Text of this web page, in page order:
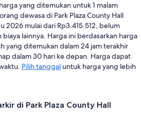
yang ditemukan untuk 1 malam
dewasa di Park Plaza County Hall
2026 mulai dari Rp3.415.512, belum
lainnya. Harga ini berdasarkan harga
yang ditemukan dalam 24 jam terakhir
dalam 30 hari ke depan. Harga dapat
Pilih tanggal untuk harga yang lebih
di Park Plaza County Hall